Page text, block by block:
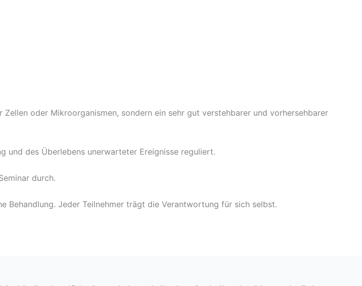
oder Mikroorganismen, sondern ein sehr gut verstehbarer und vorhersehbarer
und des Überlebens unerwarteter Ereignisse reguliert.
durch.
Behandlung. Jeder Teilnehmer trägt die Verantwortung für sich selbst.